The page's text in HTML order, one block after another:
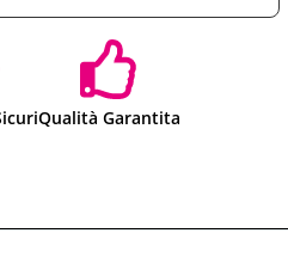
Qualità Garantita